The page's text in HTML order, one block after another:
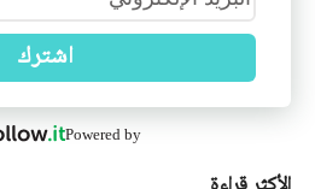
اشترك
Powered by